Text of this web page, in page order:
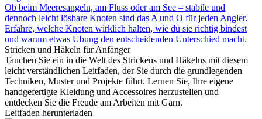
Ob beim Meeresangeln, am Fluss oder am See – stabile und
dennoch leicht lösbare Knoten sind das A und O für jeden Angler.
Erfahre, welche Knoten wirklich halten, wie du sie richtig bindest
und warum etwas Übung den entscheidenden Unterschied macht.
Stricken und Häkeln für Anfänger
Tauchen Sie ein in die Welt des Strickens und Häkelns mit diesem
leicht verständlichen Leitfaden, der Sie durch die grundlegenden
Techniken, Muster und Projekte führt. Lernen Sie, Ihre eigene
handgefertigte Kleidung und Accessoires herzustellen und
entdecken Sie die Freude am Arbeiten mit Garn.
Leitfaden herunterladen